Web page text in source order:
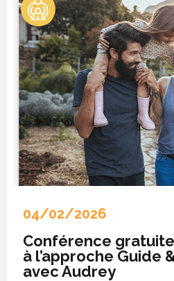
04/02/2026
Conférence
à l’approche Guide
avec Audrey